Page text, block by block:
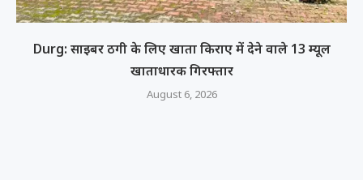
Durg: साइबर ठगी के लिए खाता किराए में देने वाले 13 म्यूल
खाताधारक गिरफ्तार
August 6, 2026